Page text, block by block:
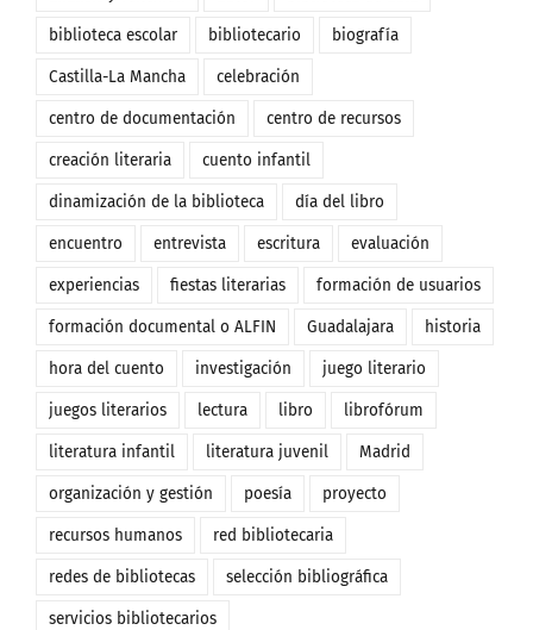
biblioteca escolar bibliotecario biografía
Castilla-La Mancha celebración
centro de documentación centro de recursos
creación literaria cuento infantil
dinamización de la biblioteca día del libro
encuentro entrevista escritura evaluación
experiencias fiestas literarias formación de usuarios
formación documental o ALFIN Guadalajara historia
hora del cuento investigación juego literario
juegos literarios lectura libro librofórum
literatura infantil literatura juvenil Madrid
organización y gestión poesía proyecto
recursos humanos red bibliotecaria
redes de bibliotecas selección bibliográfica
servicios bibliotecarios